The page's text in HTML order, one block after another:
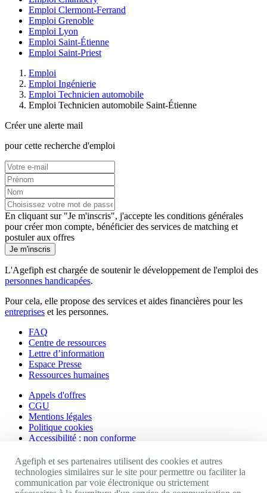
Emploi Clermont-Ferrand
Emploi Grenoble
Emploi Lyon
Emploi Saint-Étienne
Emploi Saint-Priest
Emploi
Emploi Ingénierie
Emploi Technicien automobile
Emploi Technicien automobile Saint-Étienne
Créer une alerte mail
pour cette recherche d'emploi
En cliquant sur "Je m'inscris", j'accepte les conditions générales
pour créer mon compte, bénéficier des services de matching et
postuler aux offres
Je m'inscris
L'Agefiph est chargée de soutenir le développement de l'emploi des
personnes handicapées.
Pour cela, elle propose des services et aides financières pour les
entreprises et les personnes.
FAQ
Centre de ressources
Lettre d’information
Espace Presse
Ressources humaines
Appels d'offres
CGU
Mentions légales
Politique cookies
Accessibilité : non conforme
Nos autres sites
Site portail Agefiph
Agefiph et ses partenaires utilisent des cookies et autres
technologies similaires sur le site pour permettre ou faciliter la
communication par voie électronique ou strictement